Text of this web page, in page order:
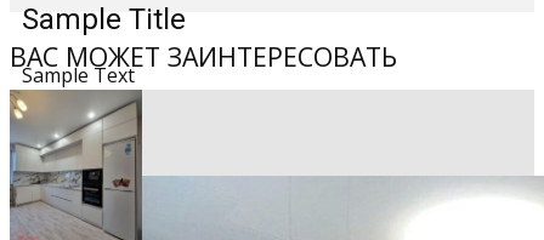
Sample Title
Sample Text
ВАС МОЖЕТ ЗАИНТЕРЕСОВАТЬ